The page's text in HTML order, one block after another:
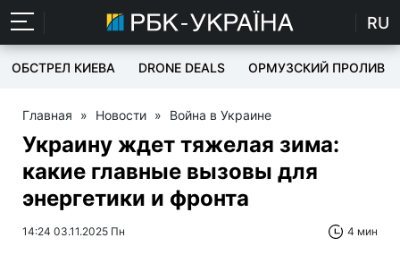
RU
ОБСТРЕЛ КИЕВА DRONE DEALS ОРМУЗСКИЙ ПРОЛИВ
Главная » Новости » Война в Украине
Украину ждет тяжелая зима:
какие главные вызовы для
энергетики и фронта
14:24 03.11.2025 Пн 4 мин